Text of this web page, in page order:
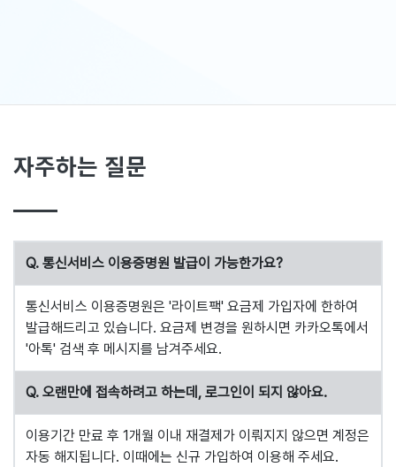
자주하는 질문
Q. 통신서비스 이용증명원 발급이 가능한가요?
통신서비스 이용증명원은 '라이트팩' 요금제 가입자에 한하여
발급해드리고 있습니다. 요금제 변경을 원하시면 카카오톡에서
'아톡' 검색 후 메시지를 남겨주세요.
Q. 오랜만에 접속하려고 하는데, 로그인이 되지 않아요.
이용기간 만료 후 1개월 이내 재결제가 이뤄지지 않으면 계정은
자동 해지됩니다. 이때에는 신규 가입하여 이용해 주세요.